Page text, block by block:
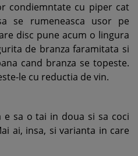
condiemntate cu piper cat
se rumeneasca usor pe
disc pune acum o lingura
de branza faramitata si
cand branza se topeste.
le cu reductia de vin.
e sa o tai in doua si sa coci
ai, insa, si varianta in care